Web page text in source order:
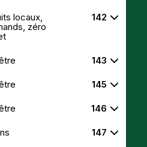
locaux,
zéro
142
143
145
146
147